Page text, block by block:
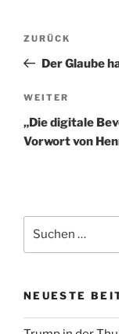
Vorheriger
Beitrag
ZURÜCK
Der Glaube
Nächster
Beitrag
WEITER
„Die digitale
Vorwort von
nach:
NEUESTE